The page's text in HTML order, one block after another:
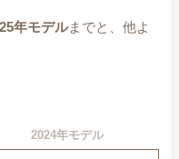
年モデルまでと、他よ
2024年モデル